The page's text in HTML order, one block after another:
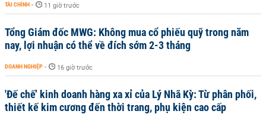
TÀI CHÍNH - 11 giờ trước
Tổng Giám đốc MWG: Không mua cổ phiếu quỹ trong năm
nay, lợi nhuận có thể về đích sớm 2-3 tháng
DOANH NGHIỆP - 16 giờ trước
'Đế chế’ kinh doanh hàng xa xỉ của Lý Nhã Kỳ: Từ phân phối,
thiết kế kim cương đến thời trang, phụ kiện cao cấp